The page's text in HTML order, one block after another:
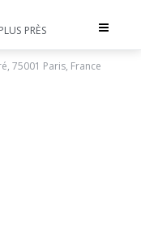
Toggle
PRÈS
75001 Paris, France